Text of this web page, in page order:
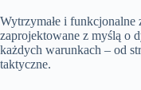
Wytrzymałe i funkcjonalne
zaprojektowane z myślą o
każdych warunkach – od
taktyczne.